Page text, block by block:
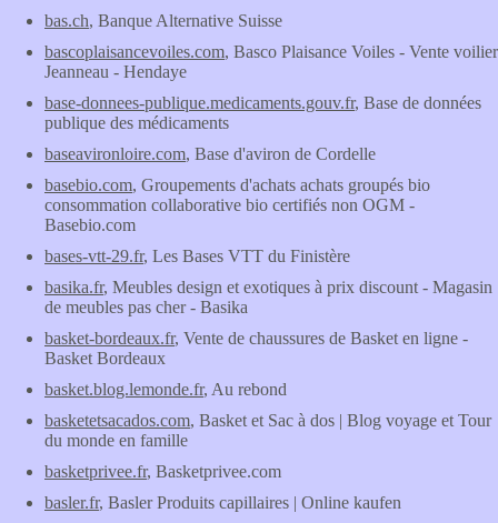
bas.ch, Banque Alternative Suisse
bascoplaisancevoiles.com, Basco Plaisance Voiles - Vente voilier
Jeanneau - Hendaye
base-donnees-publique.medicaments.gouv.fr, Base de données
publique des médicaments
baseavironloire.com, Base d'aviron de Cordelle
basebio.com, Groupements d'achats achats groupés bio
consommation collaborative bio certifiés non OGM -
Basebio.com
bases-vtt-29.fr, Les Bases VTT du Finistère
basika.fr, Meubles design et exotiques à prix discount - Magasin
de meubles pas cher - Basika
basket-bordeaux.fr, Vente de chaussures de Basket en ligne -
Basket Bordeaux
basket.blog.lemonde.fr, Au rebond
basketetsacados.com, Basket et Sac à dos | Blog voyage et Tour
du monde en famille
basketprivee.fr, Basketprivee.com
basler.fr, Basler Produits capillaires | Online kaufen